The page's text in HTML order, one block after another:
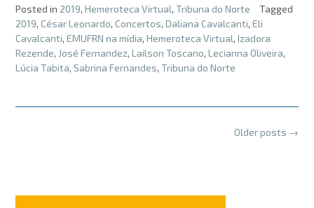
Posted in 2019, Hemeroteca Virtual, Tribuna do Norte
Tagged
2019, César Leonardo, Concertos, Daliana Cavalcanti, Eli
Cavalcanti, EMUFRN na mídia, Hemeroteca Virtual, Izadora
Rezende, José Fernandez, Lailson Toscano, Lecianna Oliveira,
Lúcia Tabita, Sabrina Fernandes, Tribuna do Norte
Older posts →